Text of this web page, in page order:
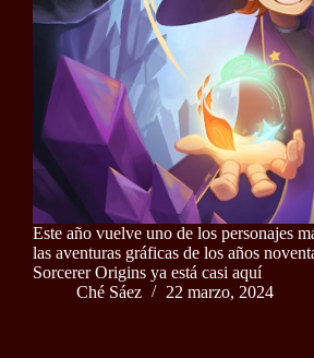
Este año vuelve uno de los personajes
las aventuras gráficas de los años
Sorcerer Origins ya está casi aquí
Ché Sáez
22 marzo, 2024